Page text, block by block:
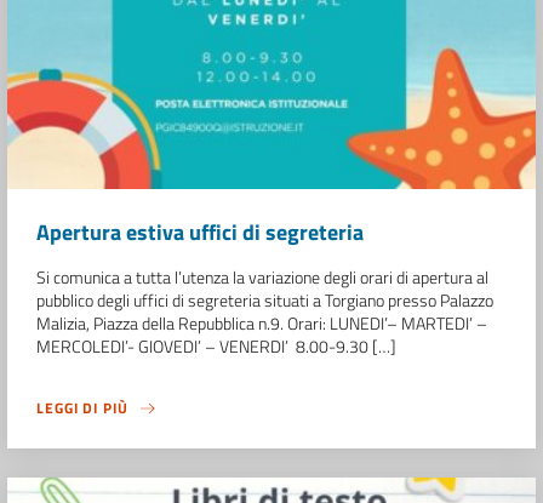
Apertura estiva uffici di segreteria
Si comunica a tutta l’utenza la variazione degli orari di apertura al
pubblico degli uffici di segreteria situati a Torgiano presso Palazzo
Malizia, Piazza della Repubblica n.9. Orari: LUNEDI’– MARTEDI’ –
MERCOLEDI’- GIOVEDI’ – VENERDI’ 8.00-9.30 […]
LEGGI DI PIÙ